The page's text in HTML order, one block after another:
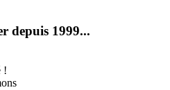
depuis 1999...